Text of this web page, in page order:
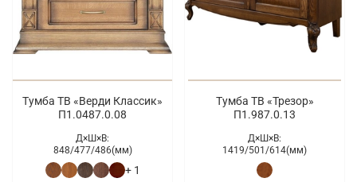
Тумба ТВ «Верди Классик»
П1.0487.0.08
Д×Ш×В:
848/477/486(мм)
+ 1
Тумба ТВ «Трезор»
П1.987.0.13
Д×Ш×В:
1419/501/614(мм)